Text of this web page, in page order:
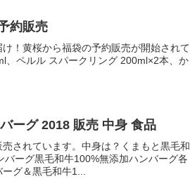
約販売
！黄桜から福袋の予約販売が開始されて
、ペルル スパークリング 200ml×2本、か
ーグ 2018 販売 中身 食品
されています。中身は？くまもと黒毛和
ーグ黒毛和牛100%無添加ハンバーグ各
グ＆黒毛和牛1...